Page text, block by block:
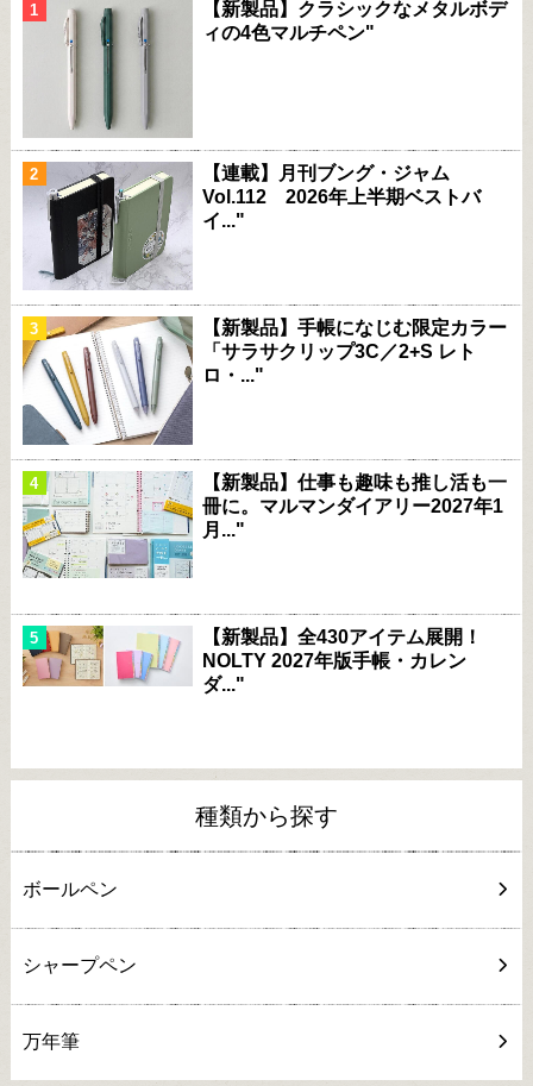
【新製品】クラシックなメタルボデ
ィの4色マルチペン"
【連載】月刊ブング・ジャム
Vol.112 2026年上半期ベストバ
イ..."
【新製品】手帳になじむ限定カラー
「サラサクリップ3C／2+S レト
ロ・..."
【新製品】仕事も趣味も推し活も一
冊に。マルマンダイアリー2027年1
月..."
【新製品】全430アイテム展開！
NOLTY 2027年版手帳・カレン
ダ..."
種類から探す
ボールペン
シャープペン
万年筆